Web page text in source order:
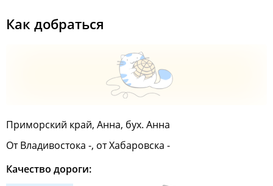
Как добраться
Приморский край, Анна, бух. Анна
От Владивостока -, от Хабаровска -
Качество дороги: